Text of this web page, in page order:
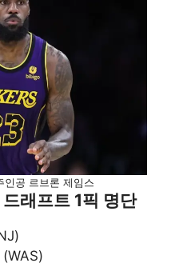
인공 르브론 제임스
래프트 1픽 명단